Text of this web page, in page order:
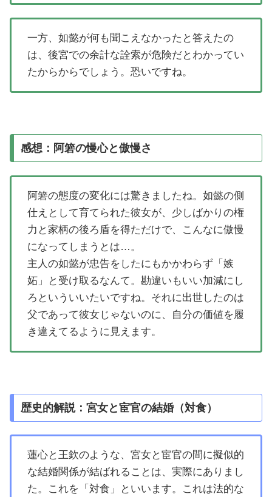
一方、如懿が何も聞こえなかったと答えたの
は、後宮での余計な詮索が危険だとわかってい
たからからでしょう。恐いですね。
感想：阿箬の慢心と傲慢さ
阿箬の態度の変化には驚きましたね。如懿の側
仕えとして育てられた彼女が、少しばかりの権
力と家柄の後ろ盾を得ただけで、こんなに傲慢
になってしまうとは…。
主人の如懿が忠告をしたにもかかわらず「嫉
妬」と受け取るなんて。勘違いもいい加減にし
ろといういいたいですね。それに出世したのは
父であって彼女じゃないのに、自分の価値を履
き違えてるように見えます。
歴史的解説：宮女と宦官の結婚（対食）
蓮心と王欽のような、宮女と宦官の間に擬似的
な結婚関係が結ばれることは、実際にありまし
た。これを「対食」といいます。これは法的な